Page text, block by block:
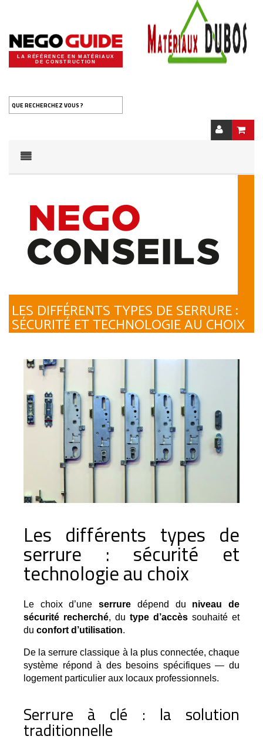
LA RÉFÉRENCE EN MATÉRIAUX
DE CONSTRUCTION
QUE RECHERCHEZ VOUS ?
LES DIFFÉRENTS TYPES DE SERRURE :
SÉCURITÉ ET TECHNOLOGIE AU CHOIX
Les différents types de
serrure : sécurité et
technologie au choix
Le choix d’une serrure dépend du niveau de
sécurité recherché, du type d’accès souhaité et
du confort d’utilisation.
De la serrure classique à la plus connectée, chaque
système répond à des besoins spécifiques — du
logement particulier aux locaux professionnels.
Serrure à clé : la solution
traditionnelle